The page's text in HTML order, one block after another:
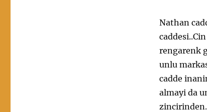
Nathan
rengarenk
unlu
cadde
almayi da